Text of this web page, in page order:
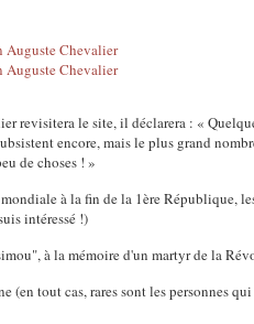
revisitera le site, il déclarera : «
encore, mais le plus grand
de choses ! »
à la fin de la 1ère République,
intéressé !)
à la mémoire d'un martyr de la
(en tout cas, rares sont les personnes